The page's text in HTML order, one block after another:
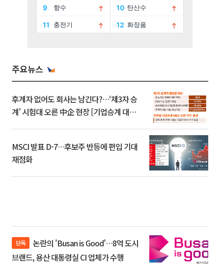
주요뉴스
후계자 없어도 회사는 남긴다?…‘제3자 승
계’ 시험대 오른 中企 현장 [기업승계 대전
MSCI 발표 D-7…후보주 반등에 편입 기대
재점화
단독
브랜드, 용산 대통령실 CI 업체가 수행